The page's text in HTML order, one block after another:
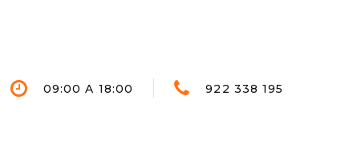
09:00 A 18:00 922 338 195